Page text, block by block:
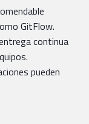
GitFlow.
continua
pueden